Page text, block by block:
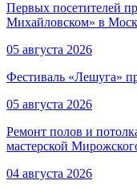
Первых посетителей
Михайловском» в
05 августа 2026
Фестиваль «Лешуга»
05 августа 2026
Ремонт полов и
мастерской
04 августа 2026